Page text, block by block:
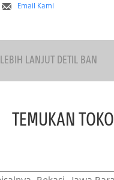
Email Kami
LEBIH LANJUT DETIL BAN
TEMUKAN TOKO